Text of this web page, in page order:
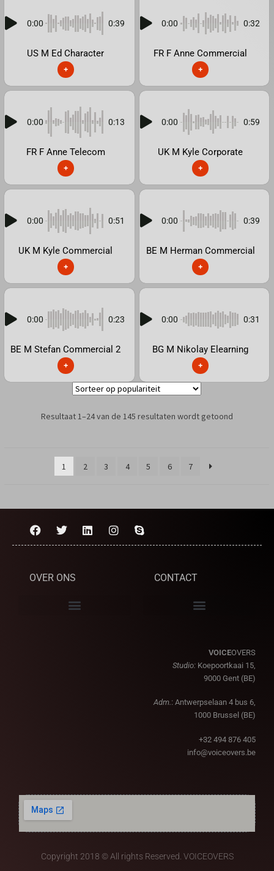
0:00 0:39
US M Ed Character
+
0:00 0:32
FR F Anne Commercial
+
0:00 0:13
FR F Anne Telecom
+
0:00 0:59
UK M Kyle Corporate
+
0:00 0:51
UK M Kyle Commercial
+
0:00 0:39
BE M Herman Commercial
+
0:00 0:23
BE M Stefan Commercial 2
+
0:00 0:31
BG M Nikolay Elearning
+
Resultaat 1–24 van de 145 resultaten wordt getoond
1 2 3 4 5 6 7
OVER ONS CONTACT
VOICEOVERS
Studio: Koepoortkaai 15,
9000 Gent (BE)
Adm.: Antwerpselaan 4 bus 6,
1000 Brussel (BE)
+32 494 876 405
info@voiceovers.be
Copyright 2018 © All rights Reserved. VOICEOVERS